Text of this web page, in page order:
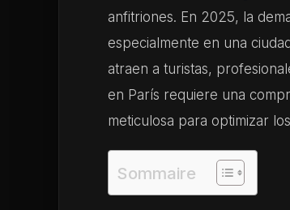
anfitriones. En 2025, la
especialmente en una
atraen a turistas,
en París requiere una
meticulosa para optimizar
Sommaire